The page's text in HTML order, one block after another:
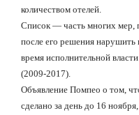
количеством отелей.
Список — часть многих мер,
после его решения
время исполнительной
(2009-2017).
Объявление Помпео о том,
сделано за день до 16